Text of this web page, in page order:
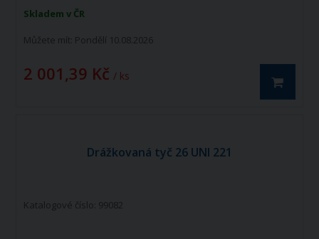
Skladem v ČR
Můžete mít: Pondělí 10.08.2026
2 001,39 Kč / ks
Drážkovaná tyč 26 UNI 221
Katalogové číslo: 99082